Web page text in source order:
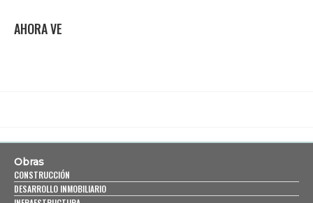
AHORA VE
Obras
CONSTRUCCIÓN
DESARROLLO INMOBILIARIO